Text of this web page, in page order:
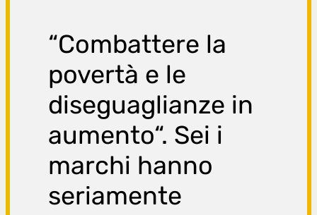
“Combattere la
povertà e le
diseguaglianze in
aumento“. Sei i
marchi hanno
seriamente